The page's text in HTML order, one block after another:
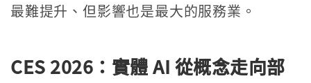
最難提升、但影響也是最大的服務業。
CES 2026：實體 AI 從概念走向部